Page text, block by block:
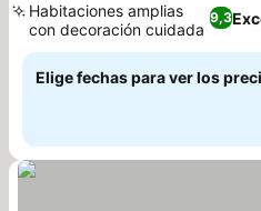
9,3
Habitaciones amplias
con decoración cuidada
Elige fechas para ver los